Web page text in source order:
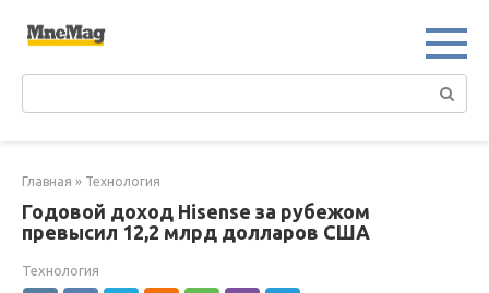
Главная » Технология
Годовой доход Hisense за рубежом
превысил 12,2 млрд долларов США
Технология